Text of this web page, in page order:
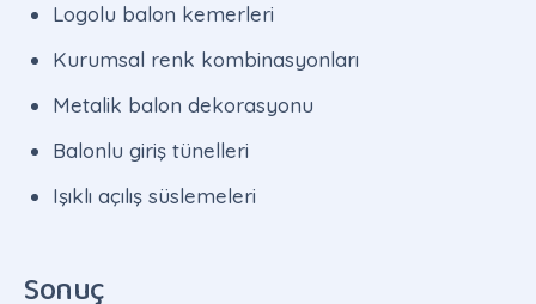
Logolu balon kemerleri
Kurumsal renk kombinasyonları
Metalik balon dekorasyonu
Balonlu giriş tünelleri
Işıklı açılış süslemeleri
Sonuç